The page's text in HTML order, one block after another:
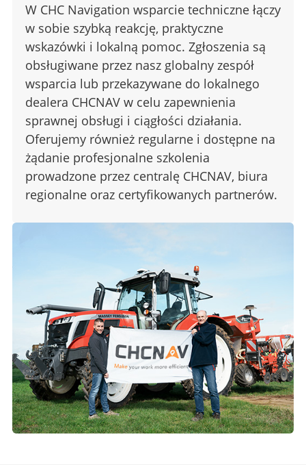
W CHC Navigation wsparcie techniczne łączy
w sobie szybką reakcję, praktyczne
wskazówki i lokalną pomoc. Zgłoszenia są
obsługiwane przez nasz globalny zespół
wsparcia lub przekazywane do lokalnego
dealera CHCNAV w celu zapewnienia
sprawnej obsługi i ciągłości działania.
Oferujemy również regularne i dostępne na
żądanie profesjonalne szkolenia
prowadzone przez centralę CHCNAV, biura
regionalne oraz certyfikowanych partnerów.